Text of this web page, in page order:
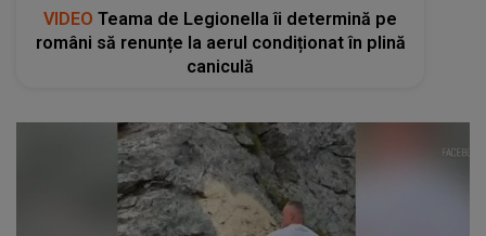
VIDEO Teama de Legionella îi determină pe
români să renunțe la aerul condiționat în plină
caniculă